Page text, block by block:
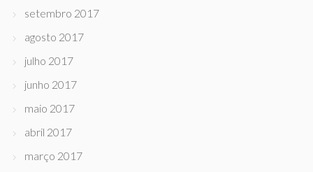
setembro 2017
agosto 2017
julho 2017
junho 2017
maio 2017
abril 2017
março 2017